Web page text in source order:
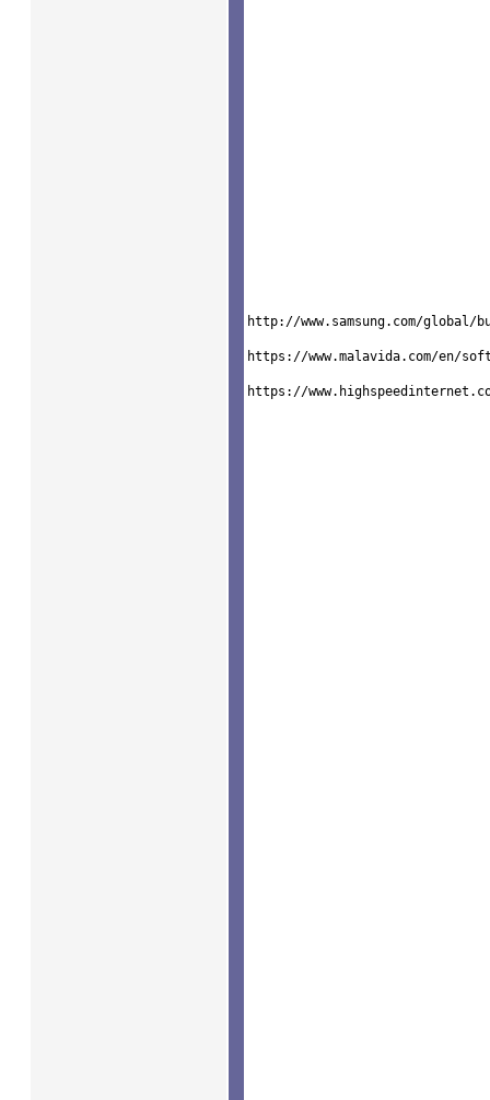
http://www.samsung.com/global/
https://www.malavida.com/en/
https://